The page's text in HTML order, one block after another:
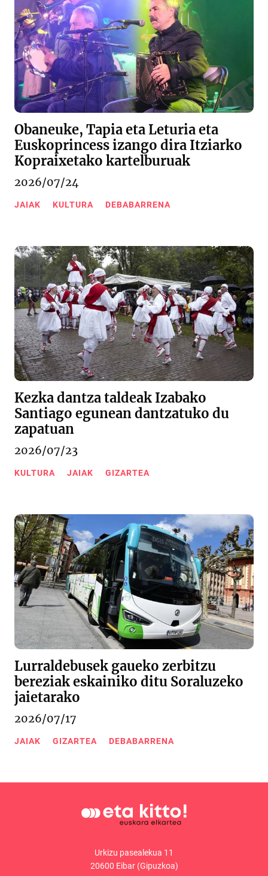
Obaneuke, Tapia eta Leturia eta
Euskoprincess izango dira Itziarko
Kopraixetako kartelburuak
2026/07/24
JAIAK KULTURA DEBABARRENA
Kezka dantza taldeak Izabako
Santiago egunean dantzatuko du
zapatuan
2026/07/23
KULTURA JAIAK GIZARTEA
Lurraldebusek gaueko zerbitzu
bereziak eskainiko ditu Soraluzeko
jaietarako
2026/07/17
JAIAK GIZARTEA DEBABARRENA
Urkizu pasealekua 11
20600 Eibar (Gipuzkoa)